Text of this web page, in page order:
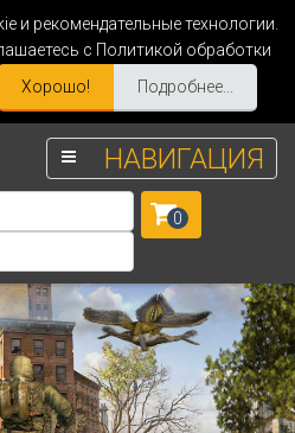
рекомендательные технологии.
с Политикой обработки
Хорошо! Подробнее...
НАВИГАЦИЯ
0